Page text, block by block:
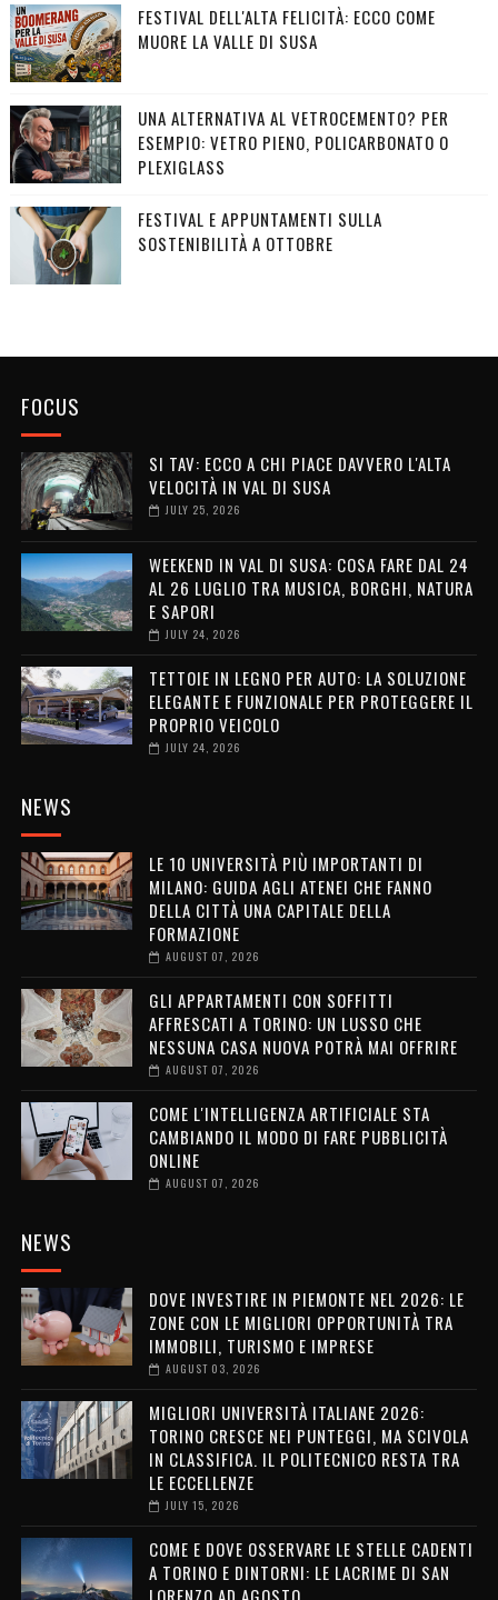
FESTIVAL DELL'ALTA FELICITÀ: ECCO COME
MUORE LA VALLE DI SUSA
UNA ALTERNATIVA AL VETROCEMENTO? PER
ESEMPIO: VETRO PIENO, POLICARBONATO O
PLEXIGLASS
FESTIVAL E APPUNTAMENTI SULLA
SOSTENIBILITÀ A OTTOBRE
FOCUS
SI TAV: ECCO A CHI PIACE DAVVERO L'ALTA
VELOCITÀ IN VAL DI SUSA
JULY 25, 2026
WEEKEND IN VAL DI SUSA: COSA FARE DAL 24
AL 26 LUGLIO TRA MUSICA, BORGHI, NATURA
E SAPORI
JULY 24, 2026
TETTOIE IN LEGNO PER AUTO: LA SOLUZIONE
ELEGANTE E FUNZIONALE PER PROTEGGERE IL
PROPRIO VEICOLO
JULY 24, 2026
NEWS
LE 10 UNIVERSITÀ PIÙ IMPORTANTI DI
MILANO: GUIDA AGLI ATENEI CHE FANNO
DELLA CITTÀ UNA CAPITALE DELLA
FORMAZIONE
AUGUST 07, 2026
GLI APPARTAMENTI CON SOFFITTI
AFFRESCATI A TORINO: UN LUSSO CHE
NESSUNA CASA NUOVA POTRÀ MAI OFFRIRE
AUGUST 07, 2026
COME L'INTELLIGENZA ARTIFICIALE STA
CAMBIANDO IL MODO DI FARE PUBBLICITÀ
ONLINE
AUGUST 07, 2026
NEWS
DOVE INVESTIRE IN PIEMONTE NEL 2026: LE
ZONE CON LE MIGLIORI OPPORTUNITÀ TRA
IMMOBILI, TURISMO E IMPRESE
AUGUST 03, 2026
MIGLIORI UNIVERSITÀ ITALIANE 2026:
TORINO CRESCE NEI PUNTEGGI, MA SCIVOLA
IN CLASSIFICA. IL POLITECNICO RESTA TRA
LE ECCELLENZE
JULY 15, 2026
COME E DOVE OSSERVARE LE STELLE CADENTI
A TORINO E DINTORNI: LE LACRIME DI SAN